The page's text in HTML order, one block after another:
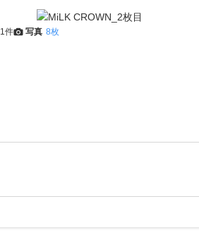
1件 写真 8枚